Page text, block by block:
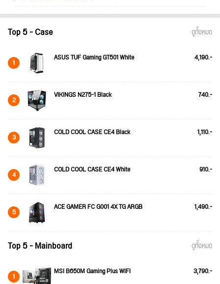
Top 5 - Case ดูทั้งหมด
1 ASUS TUF Gaming GT501 White 4,190.-
2 VIKINGS N275-1 Black 740.-
3 COLD COOL CASE CE4 Black 1,110.-
4 COLD COOL CASE CE4 White 910.-
5 ACE GAMER FC G001 4X TG ARGB 1,490.-
Top 5 - Mainboard ดูทั้งหมด
1 MSI B650M Gaming Plus WIFI 3,790.-